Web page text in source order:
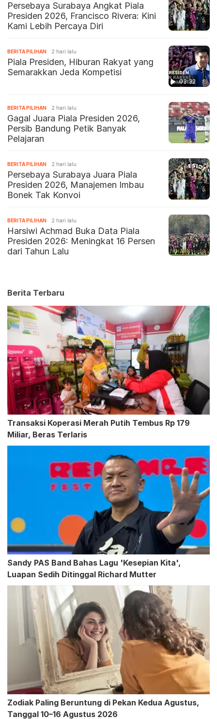
Persebaya Surabaya Angkat Piala
Presiden 2026, Francisco Rivera: Kini
Kami Lebih Percaya Diri
03:32
BERITA PILIHAN 2 hari lalu
Piala Presiden, Hiburan Rakyat yang
Semarakkan Jeda Kompetisi
BERITA PILIHAN 2 hari lalu
Gagal Juara Piala Presiden 2026,
Persib Bandung Petik Banyak
Pelajaran
BERITA PILIHAN 2 hari lalu
Persebaya Surabaya Juara Piala
Presiden 2026, Manajemen Imbau
Bonek Tak Konvoi
BERITA PILIHAN 2 hari lalu
Harsiwi Achmad Buka Data Piala
Presiden 2026: Meningkat 16 Persen
dari Tahun Lalu
Berita Terbaru
Transaksi Koperasi Merah Putih Tembus Rp 179
Miliar, Beras Terlaris
Sandy PAS Band Bahas Lagu 'Kesepian Kita',
Luapan Sedih Ditinggal Richard Mutter
Zodiak Paling Beruntung di Pekan Kedua Agustus,
Tanggal 10–16 Agustus 2026